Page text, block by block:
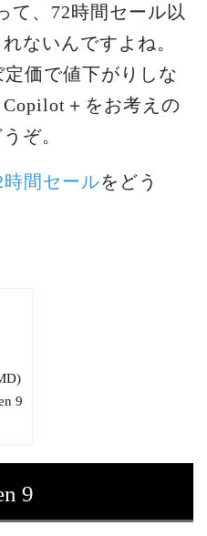
て、72時間セール以
ないんですよね。
価で値下がりしな
＋をお考えの
ぞ。
時間セールをどう
9
9